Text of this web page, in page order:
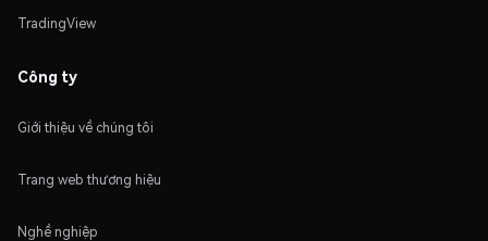
TradingView
Công ty
Giới thiệu về chúng tôi
Trang web thương hiệu
Nghề nghiệp